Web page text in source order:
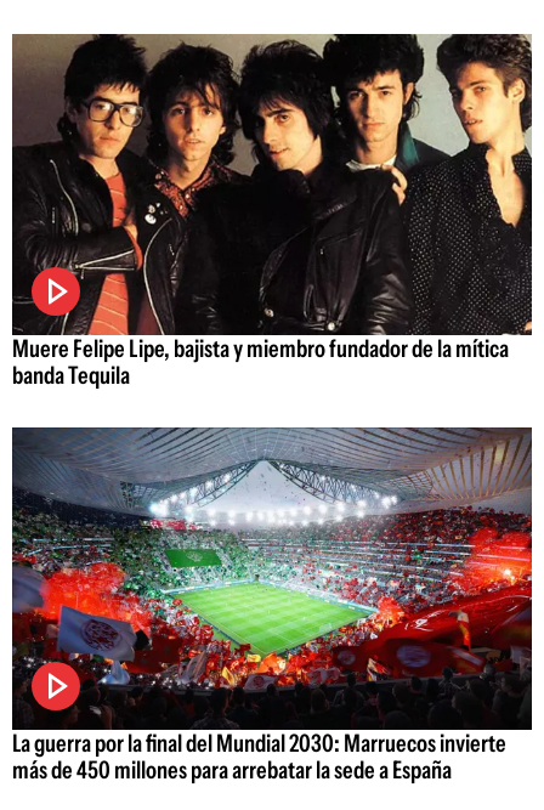
Muere Felipe Lipe, bajista y miembro fundador de la mítica
banda Tequila
La guerra por la final del Mundial 2030: Marruecos invierte
más de 450 millones para arrebatar la sede a España